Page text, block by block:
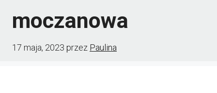
moczanowa
17 maja, 2023 przez Paulina